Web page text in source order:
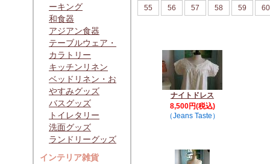
ーキング
和食器
アジアン食器
テーブルウェア・
カラトリー
キッチンリネン
ベッドリネン・お
やすみグッズ
バスグッズ
トイレタリー
洗面グッズ
ランドリーグッズ
インテリア雑貨
55
56 57 58 59 60
ナイトドレス
8,500円(税込)
（Jeans Taste）